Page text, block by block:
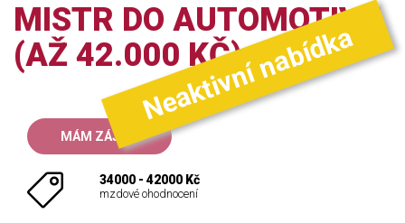
MISTR DO AUTOMOTIVU
(AŽ 42.000 KČ)Neaktivní nabídka
MÁM ZÁJEM
34000 - 42000 Kč
mzdové ohodnocení